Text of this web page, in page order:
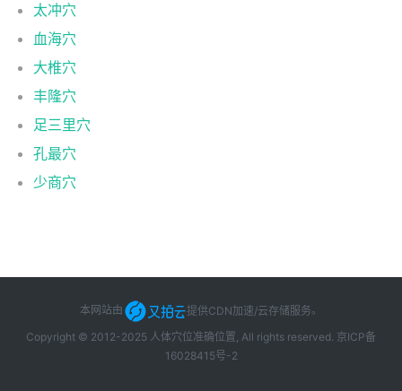
太冲穴
血海穴
大椎穴
丰隆穴
足三里穴
孔最穴
少商穴
本网站由 提供CDN加速/云存储服务。
Copyright © 2012-2025 人体穴位准确位置, All rights reserved. 京ICP备
16028415号-2